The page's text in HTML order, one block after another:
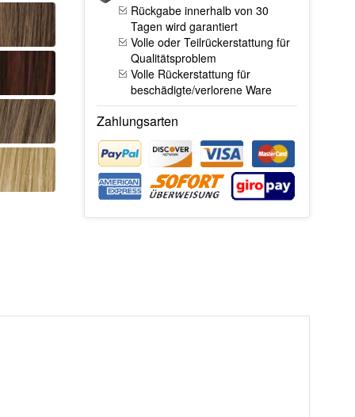
Rückgabe innerhalb von 30
Tagen wird garantiert
Volle oder Teilrückerstattung für
Qualitätsproblem
Volle Rückerstattung für
beschädigte/verlorene Ware
Zahlungsarten